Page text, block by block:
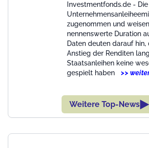
Investmentfonds.de -
zugenommen und
nennenswerte Duration
Daten deuten darauf hin,
Anstieg der Renditen
Staatsanleihen keine
gespielt haben >>
Weitere Top-News